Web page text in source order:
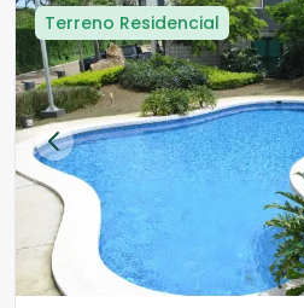
Terreno Residencial